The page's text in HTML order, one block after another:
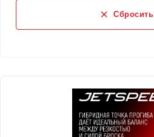
Сбросить